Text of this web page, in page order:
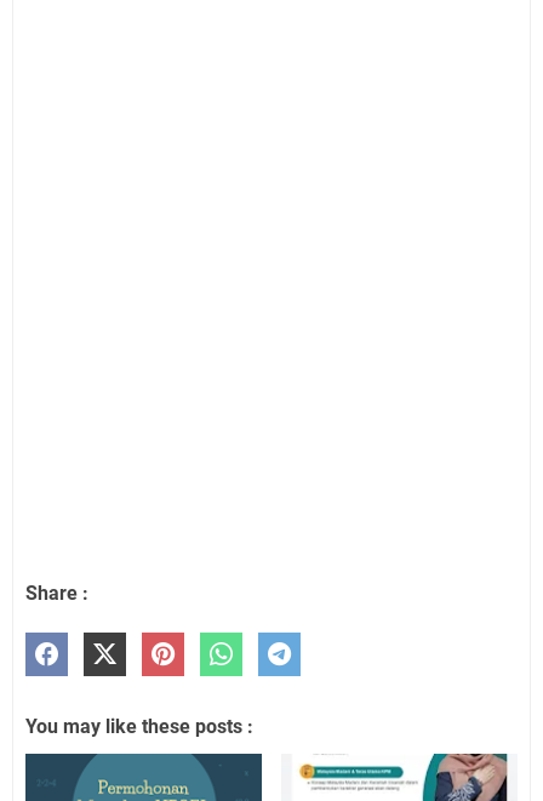
Share :
You may like these posts :